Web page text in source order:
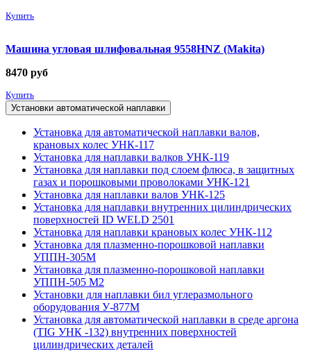
Купить
Машина угловая шлифовальная 9558HNZ (Makita)
8470 руб
Купить
Установки автоматической наплавки
Установка для автоматической наплавки валов,
крановых колес УНК-117
Установка для наплавки валков УНК-119
Установка для наплавки под слоем флюса, в защитных
газах и порошковыми проволоками УНК-121
Установка для наплавки валов УНК-125
Установка для наплавки внутренних цилиндрических
поверхностей ID WELD 2501
Установка для наплавки крановых колес УНК-112
Установка для плазменно-порошковой наплавки
УППН-305М
Установка для плазменно-порошковой наплавки
УППН-505 М2
Установки для наплавки бил углеразмольного
оборудования У-877М
Установка для автоматической наплавки в среде аргона
(TIG УНК -132) внутренних поверхностей
цилиндрических деталей